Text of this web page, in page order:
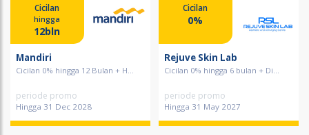
Cicilan
hingga
12bln
Mandiri
Cicilan 0% hingga 12 Bulan + H...
periode promo
Hingga 31 Dec 2028
Cicilan
0%
Rejuve Skin Lab
Cicilan 0% hingga 6 bulan + Di...
periode promo
Hingga 31 May 2027